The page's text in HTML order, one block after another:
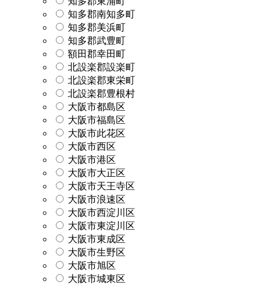
知多郡南知多町
知多郡美浜町
知多郡武豊町
額田郡幸田町
北設楽郡設楽町
北設楽郡東栄町
北設楽郡豊根村
大阪市都島区
大阪市福島区
大阪市此花区
大阪市西区
大阪市港区
大阪市大正区
大阪市天王寺区
大阪市浪速区
大阪市西淀川区
大阪市東淀川区
大阪市東成区
大阪市生野区
大阪市旭区
大阪市城東区